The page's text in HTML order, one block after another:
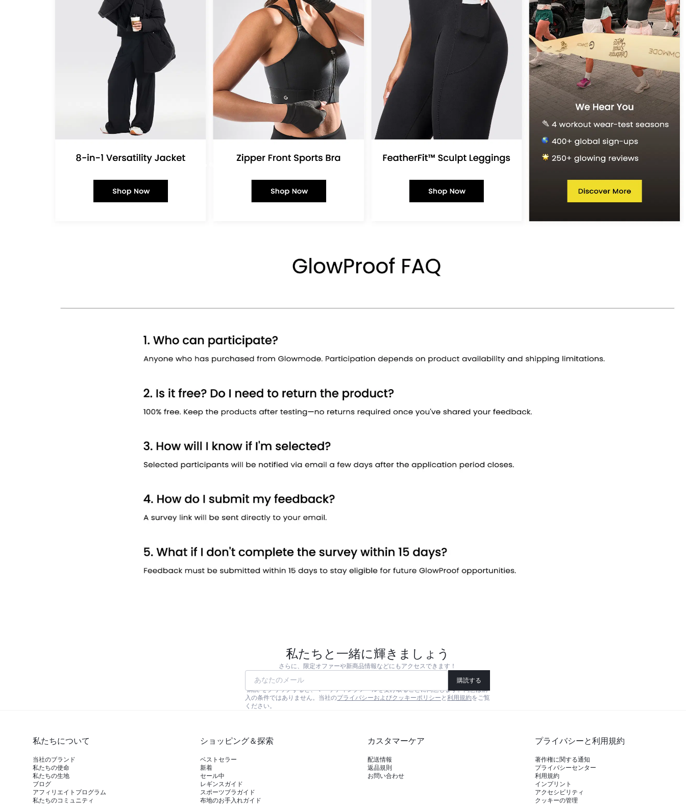
私たちと一緒に輝きましょう
さらに、限定オファーや新商品情報などにもアクセスできます！
あなたのメール
購読する
"購読"をクリックすると、マーケティングメールを受け取ることに同意します。同意は購
入の条件ではありません。当社のプライバシーおよびクッキーポリシー と 利用規約をご覧
ください。
私たちについて
当社のブランド
私たちの使命
私たちの生地
ブログ
アフィリエイトプログラム
私たちのコミュニティ
ショッピング＆探索
ベストセラー
新着
セール中
レギンスガイド
スポーツブラガイド
布地のお手入れガイド
カスタマーケア
配送情報
返品規則
お問い合わせ
プライバシーと利用規約
著作権に関する通知
プライバシーセンター
利用規約
インプリント
アクセシビリティ
クッキーの管理